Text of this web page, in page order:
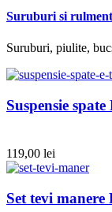
Suruburi si
Suruburi, piulite,
Suspensie
119,00 lei
Set tevi